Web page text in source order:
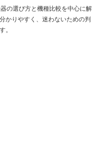
の選び方と機種比較を中心に解
かりやすく、迷わないための判
。